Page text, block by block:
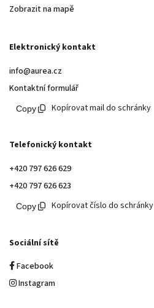
Zobrazit na mapě
Elektronický kontakt
info@aurea.cz
Kontaktní formulář
Kopírovat mail do schránky
Telefonický kontakt
+420 797 626 629
+420 797 626 623
Kopírovat číslo do schránky
Sociální sítě
Facebook
Instagram